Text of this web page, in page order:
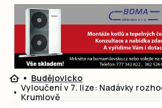
Budějovicko
Vyloučení v 7. lize: Nadávky
Krumlově